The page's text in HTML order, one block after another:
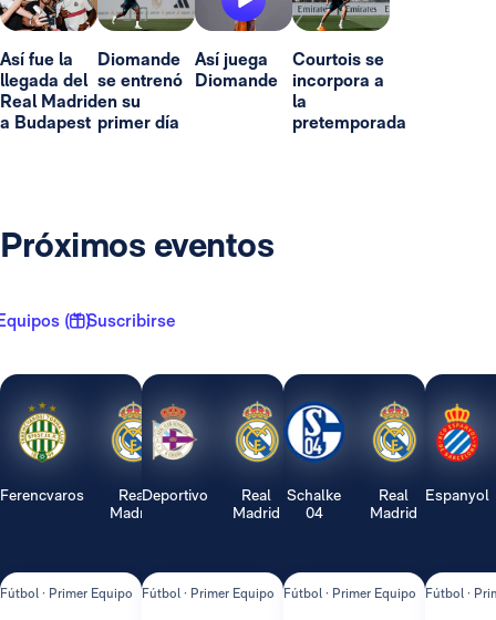
Así fue la
llegada del
Real Madrid
a Budapest
Diomande
se entrenó
en su
primer día
Así juega
Diomande
Courtois se
incorpora a
la
pretemporada
Próximos eventos
( 1 )Suscribirse
Ferencvaros
Real
Madrid
Fútbol · Primer Equipo
Deportivo
Real
Madrid
Fútbol · Primer Equipo
Schalke
04
Real
Madrid
Fútbol · Primer Equipo
Espanyol
Fútbol ·